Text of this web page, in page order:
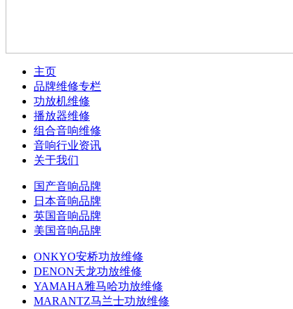
主页
品牌维修专栏
功放机维修
播放器维修
组合音响维修
音响行业资讯
关于我们
国产音响品牌
日本音响品牌
英国音响品牌
美国音响品牌
ONKYO安桥功放维修
DENON天龙功放维修
YAMAHA雅马哈功放维修
MARANTZ马兰士功放维修